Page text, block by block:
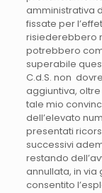
amministrativa
fissate per
risiederebbero
potrebbero
superabile
C.d.S. non
aggiuntiva,
tale mio
dell’elevato
presentati
successivi
restando
annullata, in
consentito